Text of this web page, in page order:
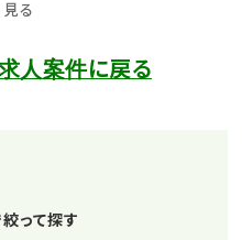
る
人案件に戻る
って探す